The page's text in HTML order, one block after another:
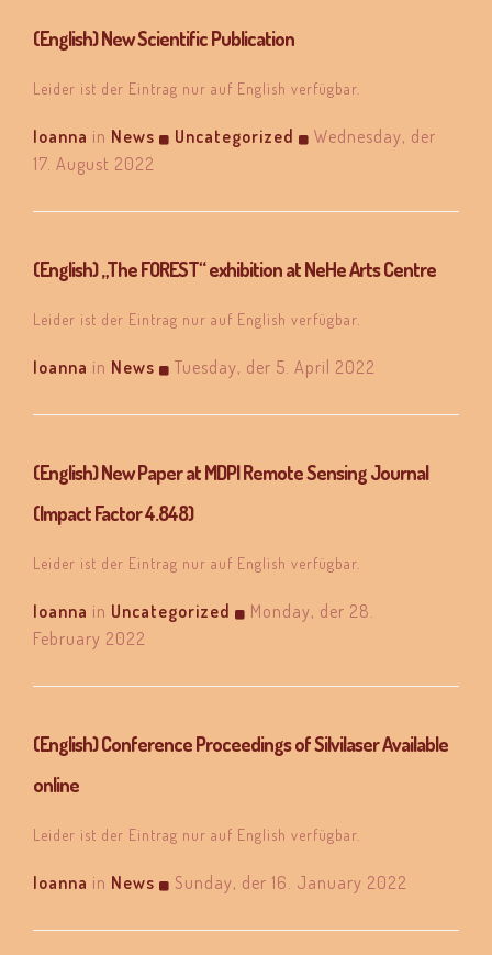
(English) New Scientific Publication
Leider ist der Eintrag nur auf English verfügbar.
Ioanna in News Uncategorized
Wednesday, der
17. August 2022
(English) „The FOREST“ exhibition at NeHe Arts Centre
Leider ist der Eintrag nur auf English verfügbar.
Ioanna in News Tuesday, der 5. April 2022
(English) New Paper at MDPI Remote Sensing Journal
(Impact Factor 4.848)
Leider ist der Eintrag nur auf English verfügbar.
Ioanna in Uncategorized
Monday, der 28.
February 2022
(English) Conference Proceedings of Silvilaser Available
online
Leider ist der Eintrag nur auf English verfügbar.
Ioanna in News Sunday, der 16. January 2022